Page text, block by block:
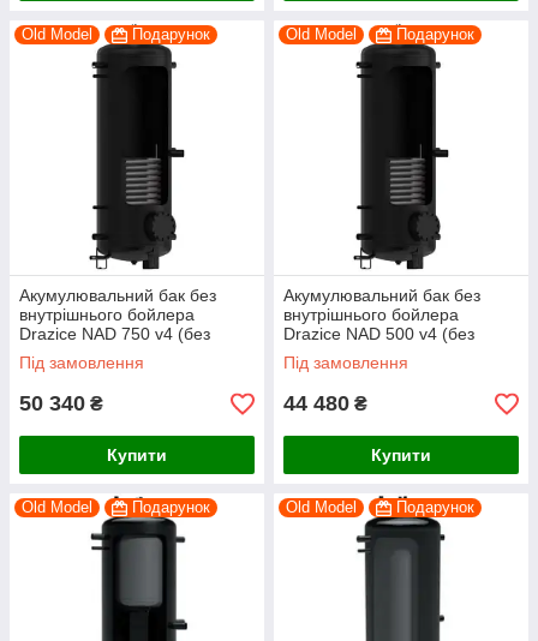
Old Model Подарунок
Акумулювальний бак без
внутрішнього бойлера
Drazice NAD 750 v4 (без
ізоляції)
Під замовлення
50 340 ₴
Купити
Old Model Подарунок
Акумулювальний бак без
внутрішнього бойлера
Drazice NAD 500 v4 (без
ізоляції)
Під замовлення
44 480 ₴
Купити
Old Model Подарунок Old Model Подарунок